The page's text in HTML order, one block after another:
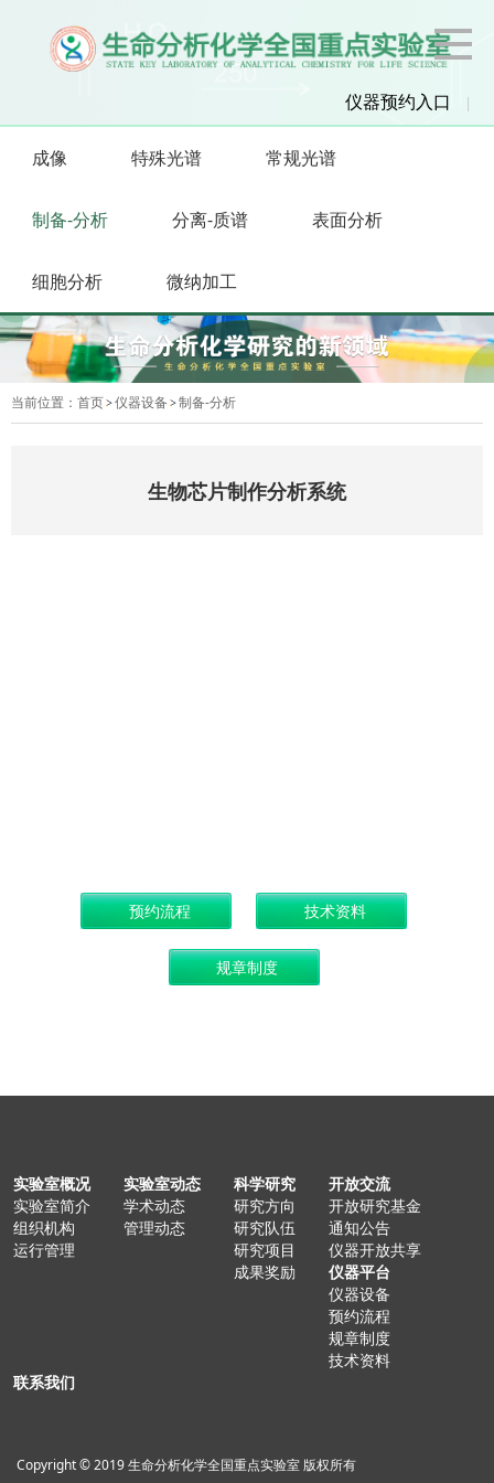
仪器预约入口 |
成像 特殊光谱 常规光谱
制备-分析 分离-质谱 表面分析
细胞分析 微纳加工
当前位置： 首页 仪器设备 制备-分析
生物芯片制作分析系统
实验室概况
实验室简介
组织机构
运行管理
实验室动态
学术动态
管理动态
科学研究
研究方向
研究队伍
研究项目
成果奖励
开放交流
开放研究基金
通知公告
仪器开放共享
仪器平台
仪器设备
预约流程
规章制度
技术资料
联系我们
Copyright © 2019 生命分析化学全国重点实验室 版权所有